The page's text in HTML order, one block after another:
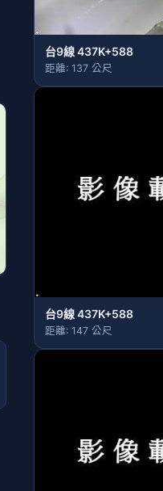
台9線 437K+588
距離: 137 公尺
台9線 437K+588
距離: 147 公尺